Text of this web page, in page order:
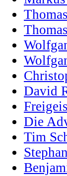
David
Die
Tim